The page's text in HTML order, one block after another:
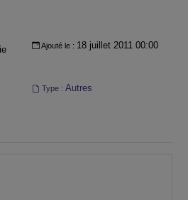
Ajouté le : 18 juillet 2011 00:00
Type : Autres